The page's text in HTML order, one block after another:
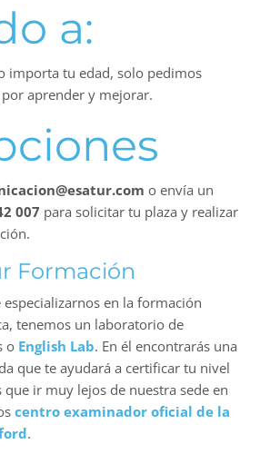
a:
importa tu edad, solo pedimos
aprender y mejorar.
o envía un
007 para solicitar tu plaza y realizar
Formación
especializarnos en la formación
tenemos un laboratorio de
o English Lab. En él encontrarás una
que te ayudará a certificar tu nivel
que ir muy lejos de nuestra sede en
centro examinador oficial de la
.